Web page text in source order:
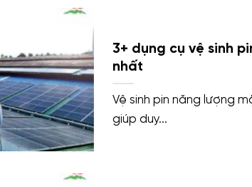
3+ dụng cụ vệ sinh
nhất
Vệ sinh pin năng lượng
giúp duy...